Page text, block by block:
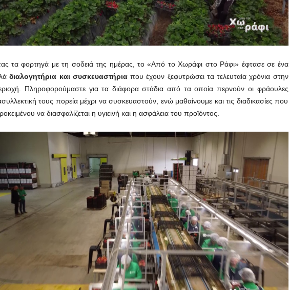
τα φορτηγά με τη σοδειά της ημέρας, το «Από το Χωράφι στο Ράφι» έφτασε σε ένα
διαλογητήρια και συσκευαστήριαπου έχουν ξεφυτρώσει τα τελευταία χρόνια στην
Πληροφορούμαστε για τα διάφορα στάδια από τα οποία περνούν οι φράουλες
τους πορεία μέχρι να συσκευαστούν, ενώ μαθαίνουμε και τις διαδικασίες που
να διασφαλίζεται η υγιεινή και η ασφάλεια του προϊόντος.